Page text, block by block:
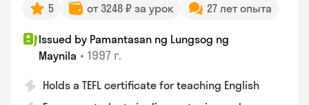
5 от 3248 ₽ за урок 27 лет опыта
Issued by Pamantasan ng Lungsog ng
Maynila • 1997 г.
Holds a TEFL certificate for teaching English